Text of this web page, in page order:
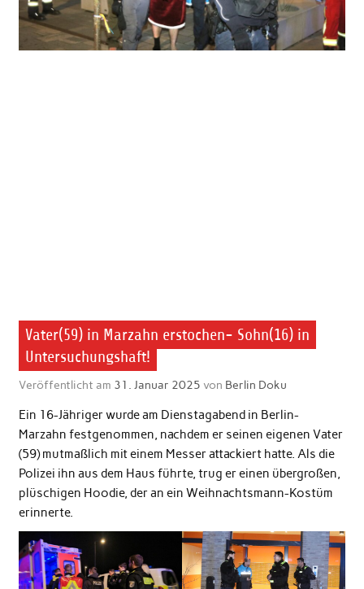
Vater(59) in Marzahn erstochen- Sohn(16) in
Untersuchungshaft!
Veröffentlicht am 31. Januar 2025 von Berlin Doku
Ein 16-Jähriger wurde am Dienstagabend in Berlin-
Marzahn festgenommen, nachdem er seinen eigenen Vater
(59) mutmaßlich mit einem Messer attackiert hatte. Als die
Polizei ihn aus dem Haus führte, trug er einen übergroßen,
plüschigen Hoodie, der an ein Weihnachtsmann-Kostüm
erinnerte.